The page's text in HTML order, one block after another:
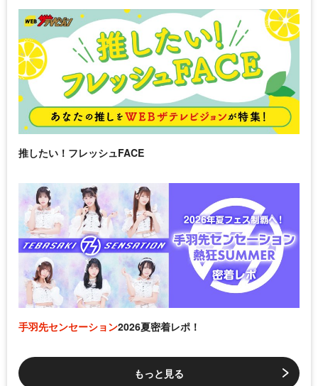
推したい！フレッシュFACE
手羽先センセーション2026夏密着レポ！
もっと見る